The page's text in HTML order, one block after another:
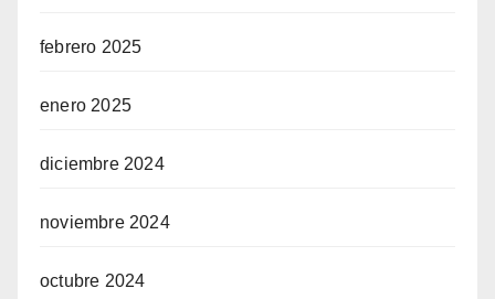
febrero 2025
enero 2025
diciembre 2024
noviembre 2024
octubre 2024